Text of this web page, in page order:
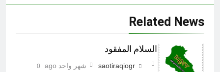
Related News
السلام المفقود
saotiraqiogr شهر واحد ago 0